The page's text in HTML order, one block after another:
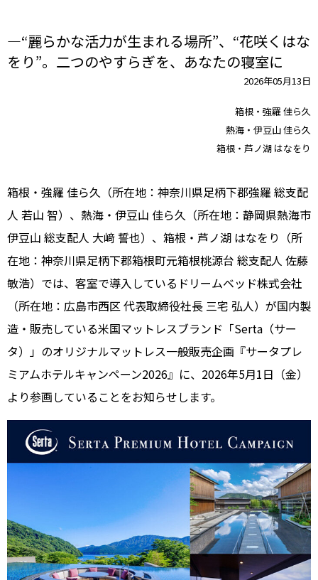
―“麗らかな活力が生まれる場所”、“花咲くはな
をり”。二つのやすらぎを、あなたの寝室に
2026年05月13日
箱根・強羅 佳ら久
熱海・伊豆山 佳ら久
箱根・芦ノ湖 はなをり
箱根・強羅 佳ら久（所在地：神奈川県足柄下郡強羅 総支配
人 若山 智）、熱海・伊豆山 佳ら久（所在地：静岡県熱海市
伊豆山 総支配人 大﨑 誓也）、箱根・芦ノ湖 はなをり（所
在地：神奈川県足柄下郡箱根町元箱根桃源台 総支配人 佐藤
敏浩）では、客室で導入しているドリームベッド株式会社
（所在地：広島市西区 代表取締役社長 三宅 弘人）が国内製
造・販売している米国マットレスブランド「Serta（サー
タ）」のオリジナルマットレス一般販売企画『サータプレ
ミアムホテルキャンペーン2026』に、2026年5月1日（金）
より参画していることをお知らせします。